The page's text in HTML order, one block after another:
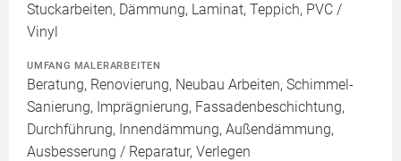
Stuckarbeiten, Dämmung, Laminat, Teppich, PVC /
Vinyl
UMFANG MALERARBEITEN
Beratung, Renovierung, Neubau Arbeiten, Schimmel-
Sanierung, Imprägnierung, Fassadenbeschichtung,
Durchführung, Innendämmung, Außendämmung,
Ausbesserung / Reparatur, Verlegen